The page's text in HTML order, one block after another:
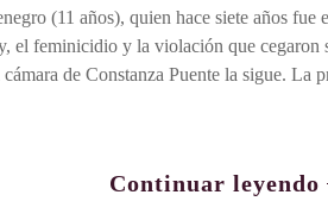
(11 años), quien hace siete años
el feminicidio y la violación que
de Constanza Puente la sigue. La
Continuar leyendo